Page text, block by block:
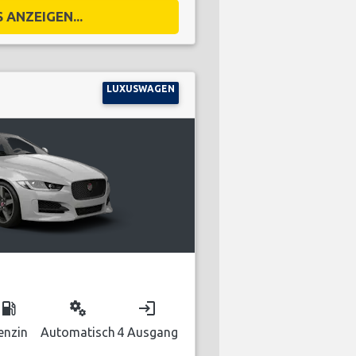
ANZEIGEN...
LUXUSWAGEN
local_gas_station miscellaneous_services
Automatisch
login
4 Ausgang